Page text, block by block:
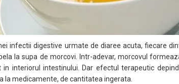
infectii digestive urmate de diaree acuta, fiecare
la supa de morcovi. Intr-adevar, morcovul
in interiorul intestinului. Dar efectul terapeutic
la medicamente, de cantitatea ingerata.